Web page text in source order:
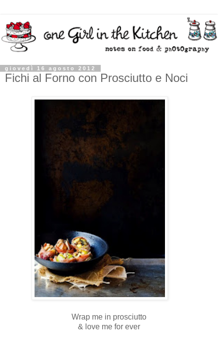
giovedì 16 agosto 2012
Fichi al Forno con Prosciutto e Noci
Wrap me in prosciutto
& love me for ever